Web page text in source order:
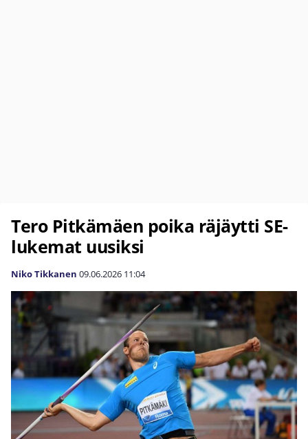
Tero Pitkämäen poika räjäytti SE-
lukemat uusiksi
Niko Tikkanen 09.06.2026 11:04